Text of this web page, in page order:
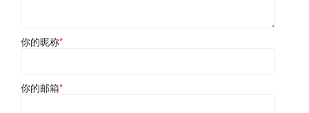
你的昵称*
你的邮箱*